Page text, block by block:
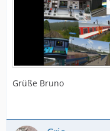
Grüße Bruno